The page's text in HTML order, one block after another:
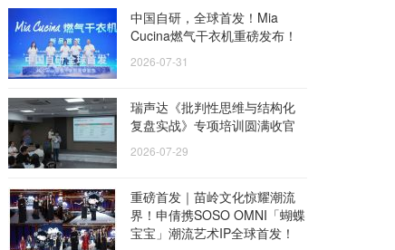
中国自研，全球首发！Mia
Cucina燃气干衣机重磅发布！
2026-07-31
瑞声达《批判性思维与结构化
复盘实战》专项培训圆满收官
2026-07-29
重磅首发｜苗岭文化惊耀潮流
界！申倩携SOSO OMNI「蝴蝶
宝宝」潮流艺术IP全球首发！